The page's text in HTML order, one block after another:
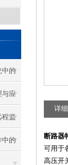
中的
与应
程监
中的
详
断路器
可用于
高压开